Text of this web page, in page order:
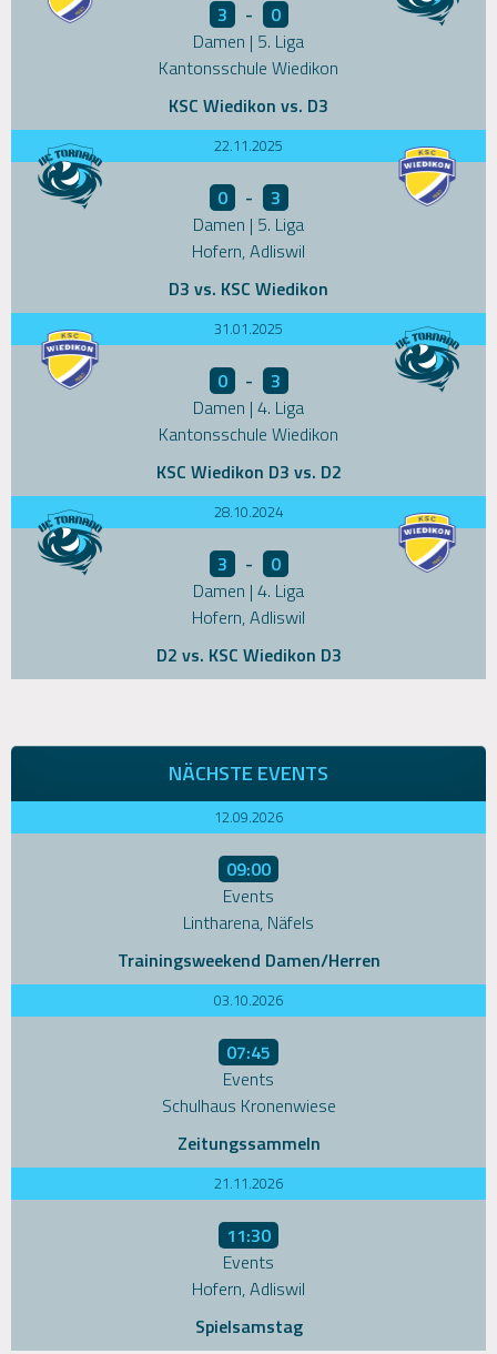
3 -
0
Damen | 5. Liga
Kantonsschule Wiedikon
KSC Wiedikon vs. D3
22.11.2025
0 -
3
Damen | 5. Liga
Hofern, Adliswil
D3 vs. KSC Wiedikon
31.01.2025
0 -
3
Damen | 4. Liga
Kantonsschule Wiedikon
KSC Wiedikon D3 vs. D2
28.10.2024
3 -
0
Damen | 4. Liga
Hofern, Adliswil
D2 vs. KSC Wiedikon D3
NÄCHSTE EVENTS
12.09.2026
09:00
Events
Lintharena, Näfels
Trainingsweekend Damen/Herren
03.10.2026
07:45
Events
Schulhaus Kronenwiese
Zeitungssammeln
21.11.2026
11:30
Events
Hofern, Adliswil
Spielsamstag